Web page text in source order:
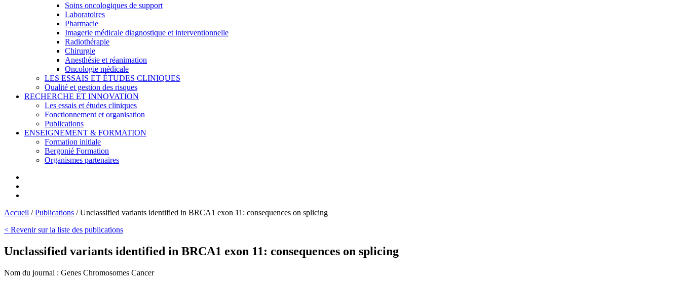
Soins oncologiques de support
Laboratoires
Pharmacie
Imagerie médicale diagnostique et interventionnelle
Radiothérapie
Chirurgie
Anesthésie et réanimation
Oncologie médicale
LES ESSAIS ET ÉTUDES CLINIQUES
Qualité et gestion des risques
RECHERCHE ET INNOVATION
Les essais et études cliniques
Fonctionnement et organisation
Publications
ENSEIGNEMENT & FORMATION
Formation initiale
Bergonié Formation
Organismes partenaires
Accueil /Publications /Unclassified variants identified in BRCA1 exon 11: consequences on splicing
< Revenir sur la liste des publications
Unclassified variants identified in BRCA1 exon 11: consequences on splicing
Nom du journal : Genes Chromosomes Cancer